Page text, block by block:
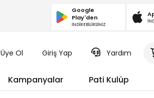
Google
Play'den
İNDİREBİLİRSİNİZ
Üye Ol Giriş Yap Yardım
Kampanyalar Pati Kulüp